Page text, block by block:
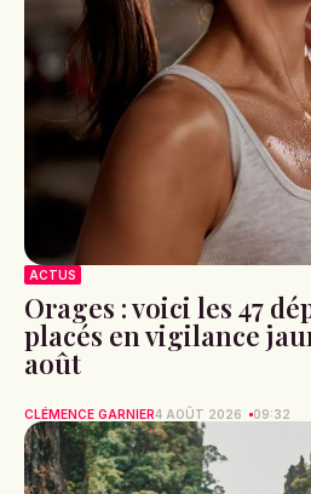
ACTUS
Orages : voici les 47
placés en vigilance
août
CLÉMENCE GARNIER4 AOÛT 2026 09:32